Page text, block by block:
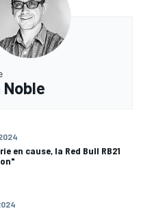
en cause, la Red Bull RB21